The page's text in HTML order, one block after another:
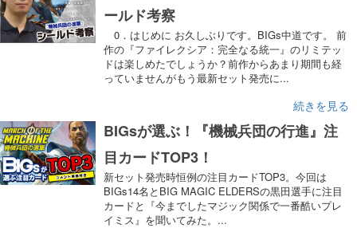
ールド考察
0．はじめに お久しぶりです。BIGs中道です。 前
作の『ファイレクシア：完全なる統一』のリミテッ
ドは楽しめたでしょうか？前作からあまり期間も経
っていませんがもう最新セット発売に...
続きを見る
BIGsが選ぶ！『機械兵団の行進』注
目カードTOP3！
新セット発売時恒例の注目カードTOP3。今回は
BIGs14名とBIG MAGIC ELDERSの黒田選手に注目
カードと『今までしたマジック関係で一番酷いプレ
イミス』を聞いてみた。...